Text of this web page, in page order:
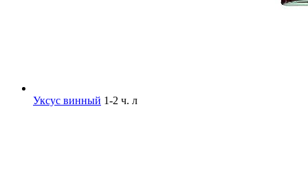
Уксус винный 1-2 ч. л